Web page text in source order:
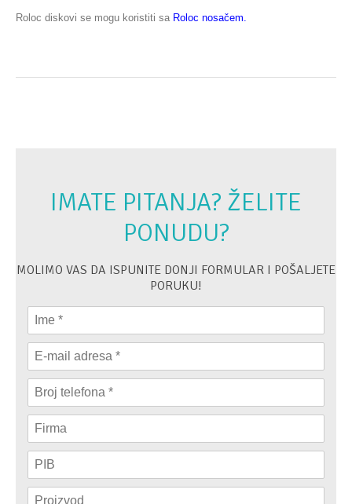
Roloc diskovi se mogu koristiti sa Roloc nosačem.
IMATE PITANJA? ŽELITE
PONUDU?
MOLIMO VAS DA ISPUNITE DONJI FORMULAR I POŠALJETE
PORUKU!